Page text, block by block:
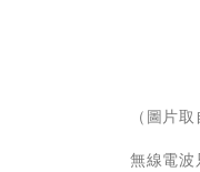
（圖片
無線電